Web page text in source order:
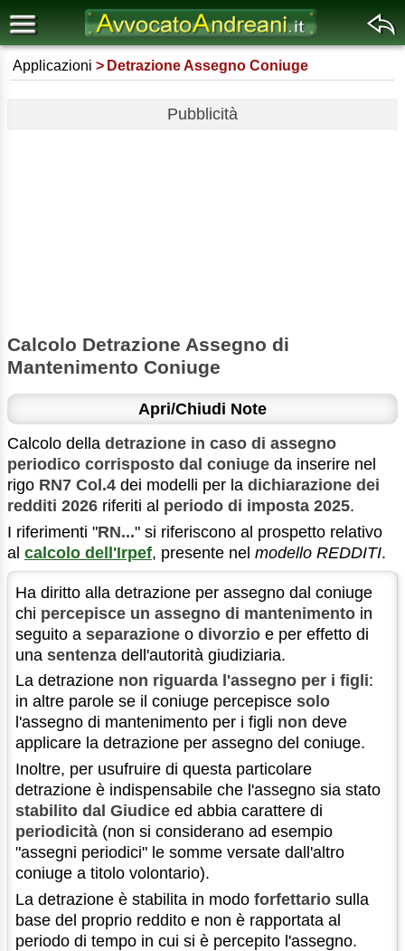
Applicazioni Detrazione Assegno Coniuge
Pubblicità
Calcolo Detrazione Assegno di
Mantenimento Coniuge
Apri/Chiudi Note
Calcolo della detrazione in caso di assegno
periodico corrisposto dal coniuge da inserire nel
rigo RN7 Col.4 dei modelli per la dichiarazione dei
redditi 2026 riferiti al periodo di imposta 2025.
I riferimenti "RN..." si riferiscono al prospetto relativo
al calcolo dell'Irpef, presente nel modello REDDITI.
Ha diritto alla detrazione per assegno dal coniuge
chi percepisce un assegno di mantenimento in
seguito a separazione o divorzio e per effetto di
una sentenza dell'autorità giudiziaria.
La detrazione non riguarda l'assegno per i figli:
in altre parole se il coniuge percepisce solo
l'assegno di mantenimento per i figli non deve
applicare la detrazione per assegno del coniuge.
Inoltre, per usufruire di questa particolare
detrazione è indispensabile che l'assegno sia stato
stabilito dal Giudice ed abbia carattere di
periodicità (non si considerano ad esempio
"assegni periodici" le somme versate dall'altro
coniuge a titolo volontario).
La detrazione è stabilita in modo forfettario sulla
base del proprio reddito e non è rapportata al
periodo di tempo in cui si è percepito l'assegno.